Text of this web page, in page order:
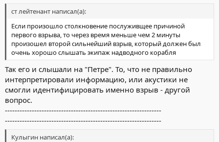
ст лейтенант написал(а):
Если произошло столкновение послуживщее причиной
первого взрыва, то через время меньше чем 2 минуты
произошел второй сильнейший взрыв, который должен был
очень хорошо слышать экипаж надводного корабля
Так его и слышали на "Петре". То, что не правильно
интерпретировали информацию, или акустики не
смогли идентифицировать именно взрыв - другой
вопрос.
----------------------------------------------------------------
----------------------------------------------------------------
Кулыгин написал(а):